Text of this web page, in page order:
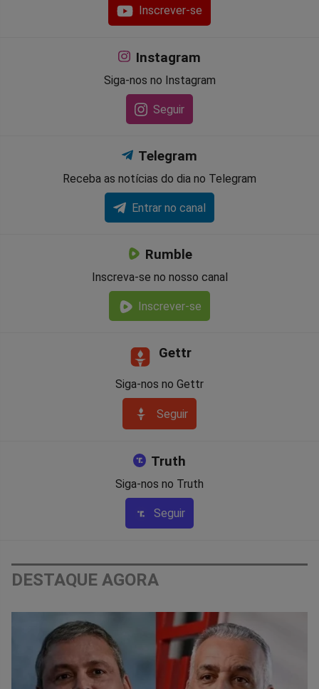
Inscrever-se
Instagram
Siga-nos no Instagram
Seguir
Telegram
Receba as notícias do dia no Telegram
Entrar no canal
Rumble
Inscreva-se no nosso canal
Inscrever-se
Gettr
Siga-nos no Gettr
Seguir
Truth
Siga-nos no Truth
Seguir
DESTAQUE AGORA